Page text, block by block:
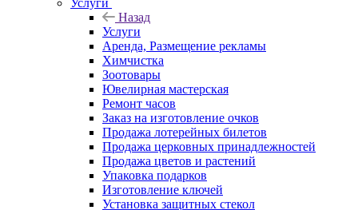
Услуги
Назад
Услуги
Аренда, Размещение рекламы
Химчистка
Зоотовары
Ювелирная мастерская
Ремонт часов
Заказ на изготовление очков
Продажа лотерейных билетов
Продажа церковных принадлежностей
Продажа цветов и растений
Упаковка подарков
Изготовление ключей
Установка защитных стекол